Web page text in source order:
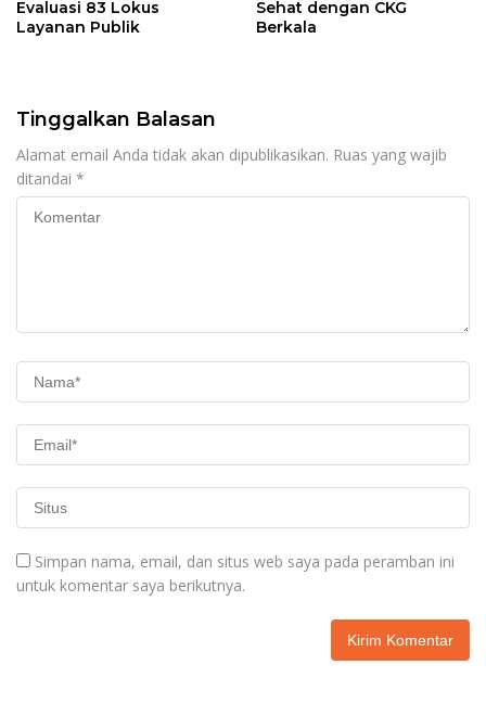
Evaluasi 83 Lokus
Layanan Publik
Sehat dengan CKG
Berkala
Tinggalkan Balasan
Alamat email Anda tidak akan dipublikasikan. Ruas yang wajib
ditandai *
Simpan nama, email, dan situs web saya pada peramban ini
untuk komentar saya berikutnya.